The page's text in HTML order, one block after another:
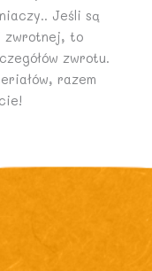
Jeśli są
zwrotnej, to
zwrotu.
razem